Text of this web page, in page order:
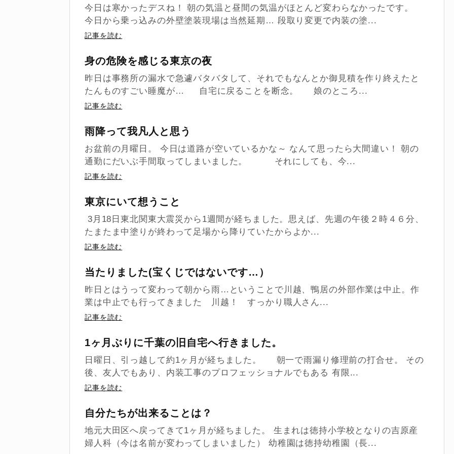
今日は寒かったデスね！ 朝の気温と昼間の気温がほとんど変わらなかったです。
今日から乗っ込みの外壁塗装現場は当然延期… 段取り変更で内装の塗...
記事を読む
身の危険を感じる東京の夜
昨日は事務所の漏水で急遽バタバタして、それでもなんとか御見積を作り終えたと
たんものすごい睡魔が… 自宅に戻ることを断念。 娘のところ...
記事を読む
雨降って我凡人と思う
お盆前の月曜日。 今日は道路が空いているかな～ なんて思ったら大間違い！ 朝の
通勤にだいぶ手間取ってしまいました。 それにしても、今...
記事を読む
東京にいて想うこと
3月18日東北関東大震災から1週間が経ちました。思えば、先週の午後２時４６分、
たまたま中塗りが終わって足場から降りていたからよか...
記事を読む
当たりました(宝くじではないです…）
昨日とはうって変わって朝から雨…ということで川越、鴨居の外部作業は中止。作
業は中止でも行ってきました 川越！ すっかり職人さん...
記事を読む
1ヶ月ぶりに千葉の旧自宅へ行きました。
日曜日、引っ越して約1ヶ月が経ちました。 朝一で雨漏り修理前の打合せ。 その
後、友人でもあり、内装工事のプロフェッショナルでもある 有限...
記事を読む
自分たちが出来ることは？
地元大田区へ戻ってきて1ヶ月が経ちました。 生まれは徳持小学校となりの吉原産
婦人科（今は名前が変わってしまいました） 幼稚園は徳持幼稚園（長...